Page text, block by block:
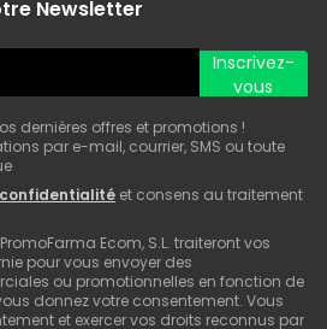
Newsletter
Inscrivez-
vous
dernières offres et promotions !
par e-mail, courrier, SMS ou toute
et consens au traitement
Ecom, S.L. traiteront vos
pour vous envoyer des
ou promotionnelles en fonction de
donnez votre consentement. Vous
et exercer vos droits reconnus par